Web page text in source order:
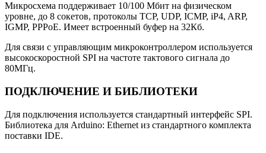
Микросхема поддерживает 10/100 Мбит на физическом
уровне, до 8 сокетов, протоколы TCP, UDP, ICMP, iP4, ARP,
IGMP, PPPoE. Имеет встроенный буфер на 32Кб.
Для связи с управляющим микроконтроллером используется
высокоскоростной SPI на частоте тактового сигнала до
80МГц.
ПОДКЛЮЧЕНИЕ И БИБЛИОТЕКИ
Для подключения используется стандартный интерфейс SPI.
Библиотека для Arduino: Ethernet из стандартного комплекта
поставки IDE.